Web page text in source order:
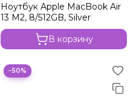
Ноутбук Apple MacBook Air
13 M2, 8/512GB, Silver
В корзину
−50%